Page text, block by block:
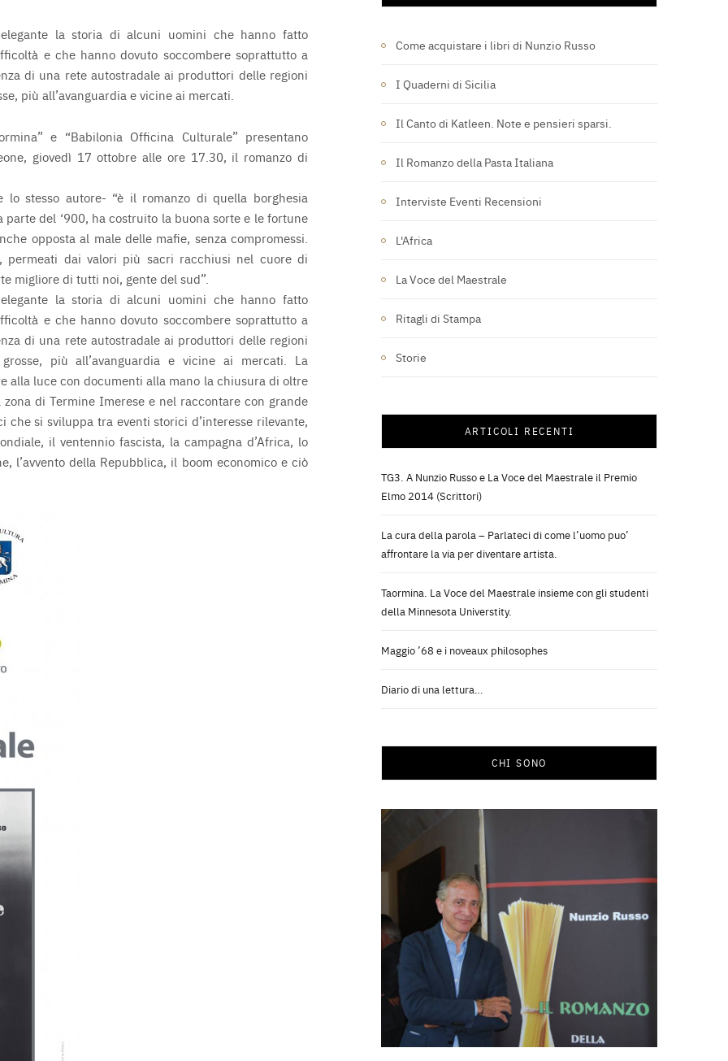
la storia di alcuni uomini che hanno fatto
e che hanno dovuto soccombere soprattutto a
di una rete autostradale ai produttori delle regioni
più all’avanguardia e vicine ai mercati.
e “Babilonia Officina Culturale” presentano
giovedì 17 ottobre alle ore 17.30, il romanzo di
lo stesso autore- “è il romanzo di quella borghesia
del ‘900, ha costruito la buona sorte e le fortune
opposta al male delle mafie, senza compromessi.
permeati dai valori più sacri racchiusi nel cuore di
migliore di tutti noi, gente del sud”.
la storia di alcuni uomini che hanno fatto
e che hanno dovuto soccombere soprattutto a
di una rete autostradale ai produttori delle regioni
più all’avanguardia e vicine ai mercati. La
alla luce con documenti alla mano la chiusura di oltre
di Termine Imerese e nel raccontare con grande
che si sviluppa tra eventi storici d’interesse rilevante,
il ventennio fascista, la campagna d’Africa, lo
l’avvento della Repubblica, il boom economico e ciò
Come acquistare i libri di Nunzio Russo
I Quaderni di Sicilia
Il Canto di Katleen. Note e pensieri sparsi.
Il Romanzo della Pasta Italiana
Interviste Eventi Recensioni
L'Africa
La Voce del Maestrale
Ritagli di Stampa
Storie
ARTICOLI RECENTI
TG3. A Nunzio Russo e La Voce del Maestrale il Premio
Elmo 2014 (Scrittori)
La cura della parola – Parlateci di come l’uomo puo’
affrontare la via per diventare artista.
Taormina. La Voce del Maestrale insieme con gli studenti
della Minnesota Universtity.
Maggio ’68 e i noveaux philosophes
Diario di una lettura…
CHI SONO